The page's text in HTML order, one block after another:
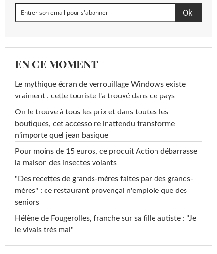
EN CE MOMENT
Le mythique écran de verrouillage Windows existe
vraiment : cette touriste l'a trouvé dans ce pays
On le trouve à tous les prix et dans toutes les
boutiques, cet accessoire inattendu transforme
n'importe quel jean basique
Pour moins de 15 euros, ce produit Action débarrasse
la maison des insectes volants
"Des recettes de grands-mères faites par des grands-
mères" : ce restaurant provençal n'emploie que des
seniors
Hélène de Fougerolles, franche sur sa fille autiste : "Je
le vivais très mal"